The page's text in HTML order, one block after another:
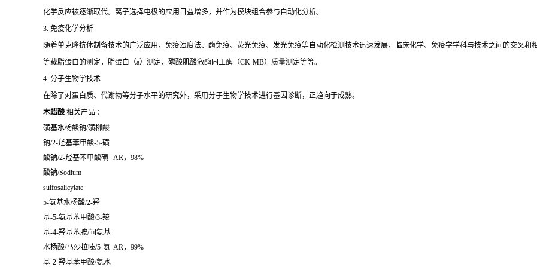
化学反应被逐渐取代。离子选择电极的应用日益增多，并作为模块组合参与自动化分析。
3. 免疫化学分析
随着单克隆抗体制备技术的广泛应用，免疫浊度法、酶免疫、荧光免疫、发光免疫等自动化检测技术迅速发展，临床化学、免疫学学科与技术之间的交叉和
等载脂蛋白的测定，脂蛋白（a）测定、磷酸肌酸激酶同工酶（CK-MB）质量测定等等。
4. 分子生物学技术
在除了对蛋白质、代谢物等分子水平的研究外，采用分子生物学技术进行基因诊断，正趋向于成熟。
木蜡酸相关产品 ：
磺基水杨酸钠/磺柳酸
钠/2-羟基苯甲酸-5-磺
酸钠/2-羟基苯甲酸磺
酸钠/Sodium
sulfosalicylate
AR， 98%
5-氨基水杨酸/2-羟
基-5-氨基苯甲酸/3-羧
基-4-羟基苯胺/间氨基
水杨酸/马沙拉嗪/5-氨
基-2-羟基苯甲酸/氨水
AR， 99%